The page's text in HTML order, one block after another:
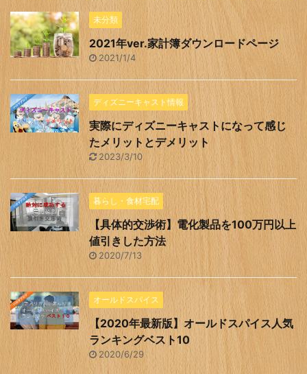
未分類
2021年ver.家計簿ダウンロードページ
2021/1/4
ディズニーキャスト情報
実際にディズニーキャストになって感じ
たメリットとデメリット
2023/3/10
暮らし・食材宅配
【具体的交渉術】電化製品を100万円以上
値引きした方法
2020/7/13
オールドスパイス
【2020年最新版】オールドスパイス人気
ランキングベスト10
2020/6/29